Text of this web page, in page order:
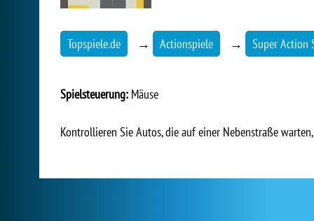
Topspiele.de → Actionspiele → Super Action
Spielsteuerung: Mäuse
Kontrollieren Sie Autos, die auf einer Nebenstraße